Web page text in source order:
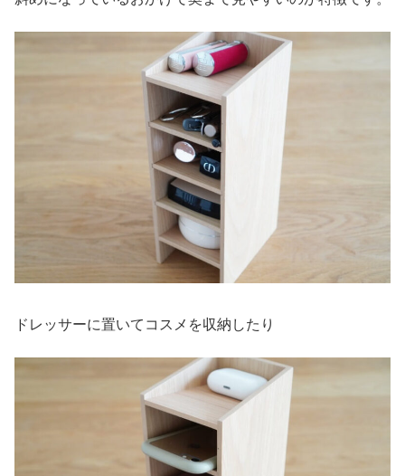
ドレッサーに置いてコスメを収納したり